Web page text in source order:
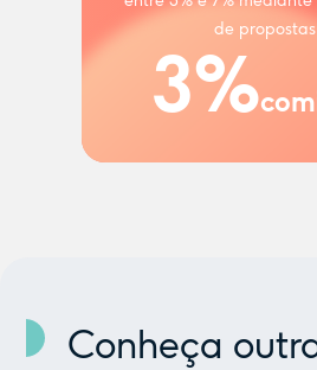
de propostas
3%
Conheça